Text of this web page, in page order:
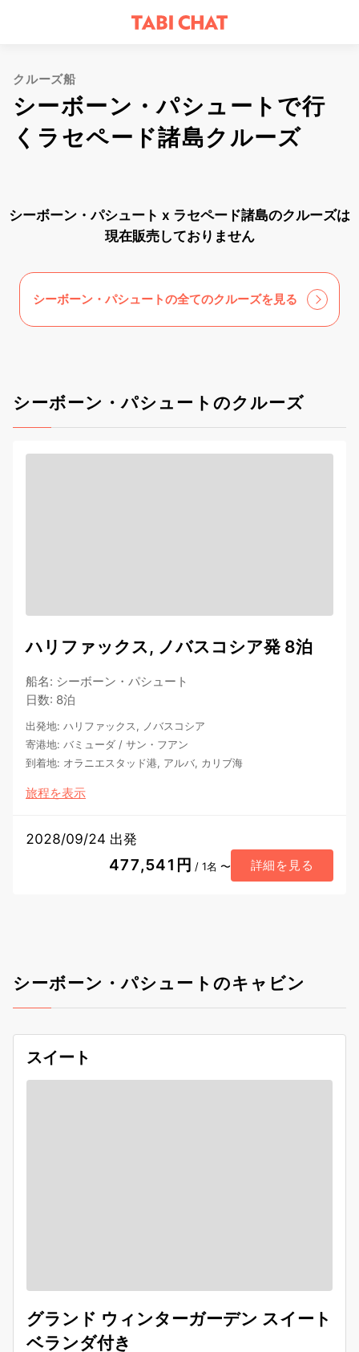
クルーズ船
シーボーン・パシュートで行
くラセペード諸島クルーズ
シーボーン・パシュート x ラセペード諸島のクルーズは
現在販売しておりません
シーボーン・パシュートの全てのクルーズを見る
シーボーン・パシュートのクルーズ
ハリファックス, ノバスコシア発 8泊
船名: シーボーン・パシュート
日数: 8泊
出発地: ハリファックス, ノバスコシア
寄港地: バミューダ / サン・フアン
到着地: オラニエスタッド港, アルバ, カリブ海
旅程を表示
2028/09/24 出発
477,541円 / 1名 〜 詳細を見る
シーボーン・パシュートのキャビン
スイート
グランド ウィンターガーデン スイート
ベランダ付き